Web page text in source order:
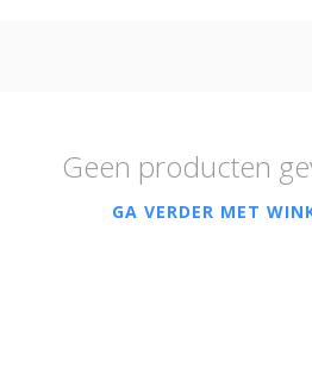
Geen producten
GA VERDER MET